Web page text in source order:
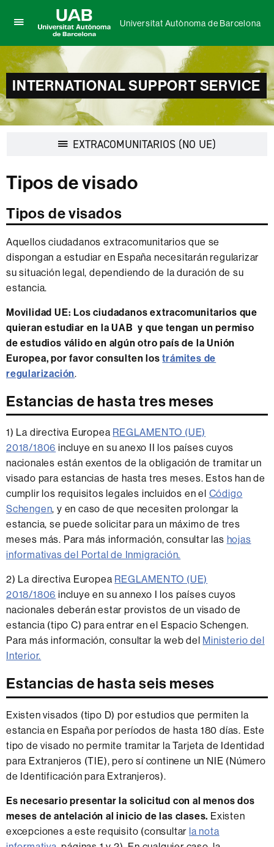
aquí
para
desplegar
el
menú
de
Universitat
Autònoma
Barcelona
Universitat
Autònoma
de
Barcelona
Universitat Autònoma de Barcelona
INTERNATIONAL SUPPORT SERVICE
EXTRACOMUNITARIOS (NO UE)
Tipos de visado
Tipos de visados
Aquellos ciudadanos extracomunitarios que se
dispongan a estudiar en España necesitarán regularizar
su situación legal, dependiendo de la duración de su
estancia.
Movilidad UE: Los ciudadanos extracomunitarios que
quieran estudiar en la UAB y que tengan un permiso
de estudios válido en algún otro país de la Unión
Europea, por favor consulten lostrámites de
regularización.
Estancias de hasta tres meses
1) La directiva Europea REGLAMENTO (UE)
2018/1806 incluye en su anexo II los países cuyos
nacionales están exentos de la obligación de tramitar un
visado para estancias de hasta tres meses. Estos han de
cumplir los requisitos legales incluidos en el Código
Schengen, y en caso de que necesiten prolongar la
estancia, se puede solicitar para un máximo de tres
meses más. Para más información, consultar las hojas
informativas del Portal de Inmigración.
2) La directiva Europea REGLAMENTO (UE)
2018/1806 incluye en su annexo I los países cuyos
nacionales deberán estar provistos de un visado de
estancia (tipo C) para entrar en el Espacio Schengen.
Para más información, consultar la web del Ministerio del
Interior.
Estancias de hasta seis meses
Existen visados (tipo D) por estudios que permiten la
estancia en España por períodos de hasta 180 días. Este
tipo de visado no permite tramitar la Tarjeta de Identidad
para Extranjeros (TIE), pero sí continene un NIE (Número
de Identificación para Extranjeros).
Es necesario presentar la solicitud con al menos dos
meses de antelación al inicio de las clases. Existen
excepciones a este requisito (consultar la nota